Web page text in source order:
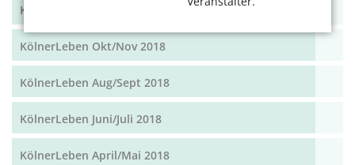
KölnerLeben Dez 18/Jan 19
KölnerLeben Okt/Nov 2018
KölnerLeben Aug/Sept 2018
KölnerLeben Juni/Juli 2018
KölnerLeben April/Mai 2018